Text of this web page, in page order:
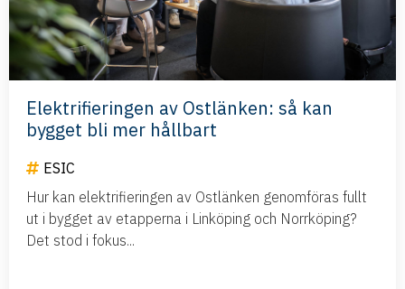
Elektrifieringen av Ostlänken: så kan
bygget bli mer hållbart
ESIC
Hur kan elektrifieringen av Ostlänken genomföras fullt
ut i bygget av etapperna i Linköping och Norrköping?
Det stod i fokus...